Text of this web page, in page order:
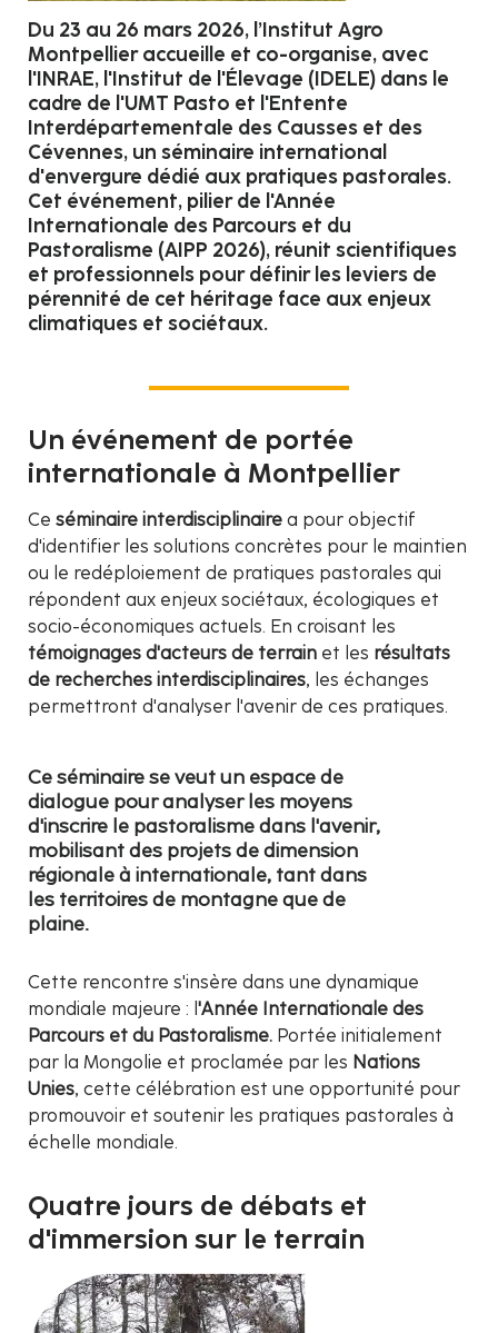
Du 23 au 26 mars 2026, l’Institut Agro
Montpellier accueille et co-organise, avec
l'INRAE, l'Institut de l'Élevage (IDELE) dans le
cadre de l'UMT Pasto et l'Entente
Interdépartementale des Causses et des
Cévennes, un séminaire international
d'envergure dédié aux pratiques pastorales.
Cet événement, pilier de l'Année
Internationale des Parcours et du
Pastoralisme (AIPP 2026), réunit scientifiques
et professionnels pour définir les leviers de
pérennité de cet héritage face aux enjeux
climatiques et sociétaux.
Un événement de portée
internationale à Montpellier
Ce séminaire interdisciplinaire a pour objectif
d'identifier les solutions concrètes pour le maintien
ou le redéploiement de pratiques pastorales qui
répondent aux enjeux sociétaux, écologiques et
socio-économiques actuels. En croisant les
témoignages d'acteurs de terrain et les résultats
de recherches interdisciplinaires, les échanges
permettront d'analyser l'avenir de ces pratiques.
Ce séminaire se veut un espace de
dialogue pour analyser les moyens
d'inscrire le pastoralisme dans l'avenir,
mobilisant des projets de dimension
régionale à internationale, tant dans
les territoires de montagne que de
plaine.
Cette rencontre s'insère dans une dynamique
mondiale majeure : l 'Année Internationale des
Parcours et du Pastoralisme. Portée initialement
par la Mongolie et proclamée par les Nations
Unies, cette célébration est une opportunité pour
promouvoir et soutenir les pratiques pastorales à
échelle mondiale.
Quatre jours de débats et
d'immersion sur le terrain